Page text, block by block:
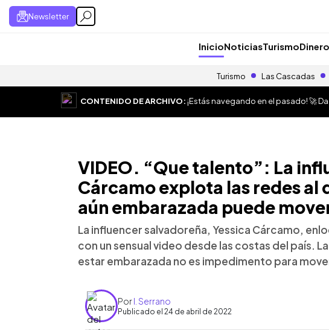
Newsletter
InicioNoticiasTurismo
Turismo Las Cascadas
CONTENIDO DE ARCHIVO:¡Estás navegando en el pasado! 🚀
VIDEO. “Que talento”: La
Cárcamo explota las redes al
aún embarazada puede
La influencer salvadoreña, Yessica Cárcamo,
con un sensual video desde las costas del país.
estar embarazada no es impedimento para
PorI. Serrano
Publicado el 24 de abril de 2022